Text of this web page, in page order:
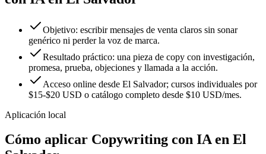
Objetivo: escribir mensajes de venta claros sin sonar
genérico ni perder la voz de marca.
Resultado práctico: una pieza de copy con investigación,
promesa, prueba, objeciones y llamada a la acción.
Acceso online desde El Salvador; cursos individuales por
$15-$20 USD o catálogo completo desde $10 USD/mes.
Aplicación local
Cómo aplicar Copywriting con IAen El